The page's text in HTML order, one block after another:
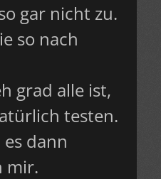
gar nicht zu.
so nach
grad alle ist,
testen.
dann
mir.